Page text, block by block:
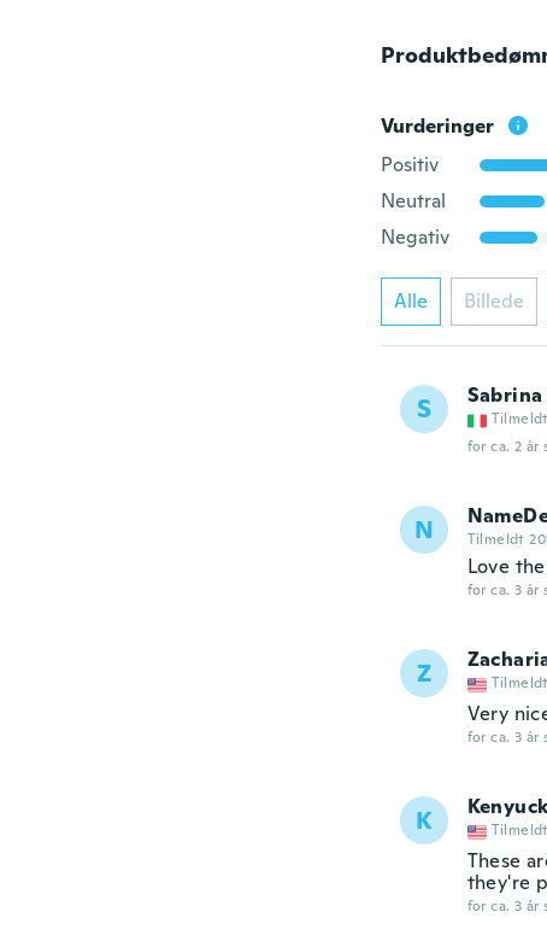
Vurderinger
Positiv
Neutral
Negativ
Alle Billede
S Sabrina
for ca. 2 år
N Tilmeldt
Love
for ca. 3 år
Z
Very
for ca. 3 år
K Kenyuck
These
they're
for ca. 3 år